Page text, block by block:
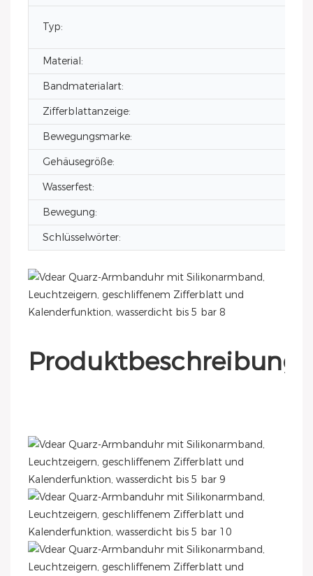
Typ:
Material:
Bandmaterialart:
Zifferblattanzeige:
Bewegungsmarke:
Gehäusegröße:
Wasserfest:
Bewegung:
Schlüsselwörter:
Produktbeschreibung